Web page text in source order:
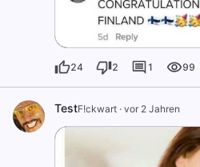
24 2 1 99
TestF!ckwart · vor 2 Jahren